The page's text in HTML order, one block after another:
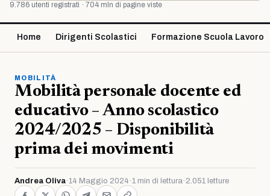
9.786 utenti registrati · 704 mln di pagine viste
Home Dirigenti Scolastici Formazione Scuola Lavoro
MOBILITÀ
Mobilità personale docente ed
educativo – Anno scolastico
2024/2025 – Disponibilità
prima dei movimenti
Andrea Oliva·14 Maggio 2024 ·1 min di lettura· 2.051 letture